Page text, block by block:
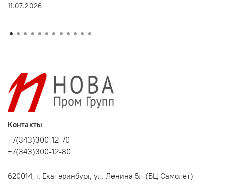
11.07.2026
Контакты
+7(343)300-12-70
+7(343)300-12-80
620014, г. Екатеринбург, ул. Ленина 5л (БЦ Самолет)